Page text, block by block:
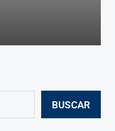
BUSCAR